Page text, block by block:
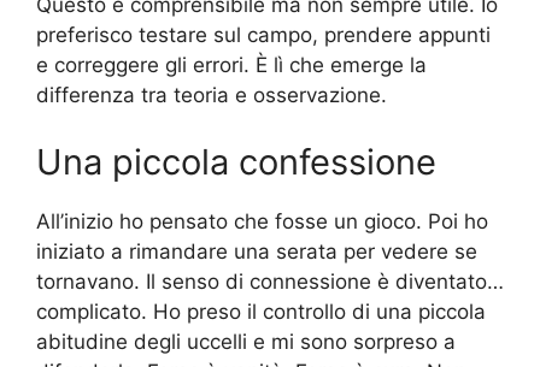
Questo è comprensibile ma non sempre utile. Io
preferisco testare sul campo, prendere appunti
e correggere gli errori. È lì che emerge la
differenza tra teoria e osservazione.
Una piccola confessione
All’inizio ho pensato che fosse un gioco. Poi ho
iniziato a rimandare una serata per vedere se
tornavano. Il senso di connessione è diventato…
complicato. Ho preso il controllo di una piccola
abitudine degli uccelli e mi sono sorpreso a